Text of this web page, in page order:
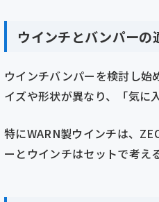
ウインチとバンパーの
ウインチバンパーを検討し始
イズや形状が異なり、「気に
特にWARN製ウインチは、
ーとウインチはセットで考え